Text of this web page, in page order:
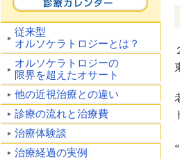
従来型
オルソケラトロジーとは？
オルソケラトロジーの
限界を超えたオサート
他の近視治療との違い
診療の流れと治療費
治療体験談
治療経過の実例
«